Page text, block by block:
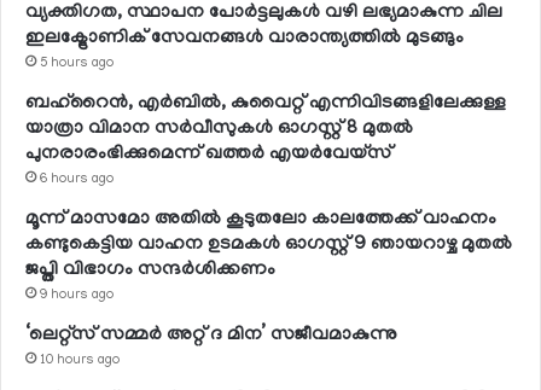
വ്യക്തിഗത, സ്ഥാപന പോര്‍ട്ടലുകള്‍ വഴി ലഭ്യമാകുന്ന ചില
ഇലക്ട്രോണിക് സേവനങ്ങള്‍ വാരാന്ത്യത്തില്‍ മുടങ്ങും
5 hours ago
ബഹ്റൈന്‍, എര്‍ബില്‍, കുവൈറ്റ് എന്നിവിടങ്ങളിലേക്കുള്ള
യാത്രാ വിമാന സര്‍വീസുകള്‍ ഓഗസ്റ്റ് 8 മുതല്‍
പുനരാരംഭിക്കുമെന്ന് ഖത്തര്‍ എയര്‍വേയ്സ്
6 hours ago
മൂന്ന് മാസമോ അതില്‍ കൂടുതലോ കാലത്തേക്ക് വാഹനം
കണ്ടുകെട്ടിയ വാഹന ഉടമകള്‍ ഓഗസ്റ്റ് 9 ഞായറാഴ്ച മുതല്‍
ജപ്തി വിഭാഗം സന്ദര്‍ശിക്കണം
9 hours ago
‘ലെറ്റ്‌സ് സമ്മര്‍ അറ്റ് ദ മിന’ സജീവമാകുന്നു
10 hours ago